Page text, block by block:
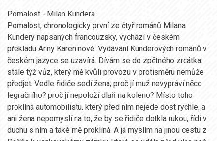
Pomalost - Milan Kundera
Pomalost, chronologicky první ze čtyř románů Milana
Kundery napsaných francouzsky, vychází v českém
překladu Anny Kareninové. Vydávání Kunderových románů v
českém jazyce se uzavírá. Dívám se do zpětného zrcátka:
stále týž vůz, který mě kvůli provozu v protisměru nemůže
předjet. Vedle řidiče sedí žena; proč jí muž nevypráví něco
legračního? proč jí nepoloží dlaň na koleno? Místo toho
proklíná automobilistu, který před ním nejede dost rychle, a
ani žena nepomyslí na to, že by se řidiče dotkla rukou, řídí v
duchu s ním a také mě proklíná. A já myslím na jinou cestu z